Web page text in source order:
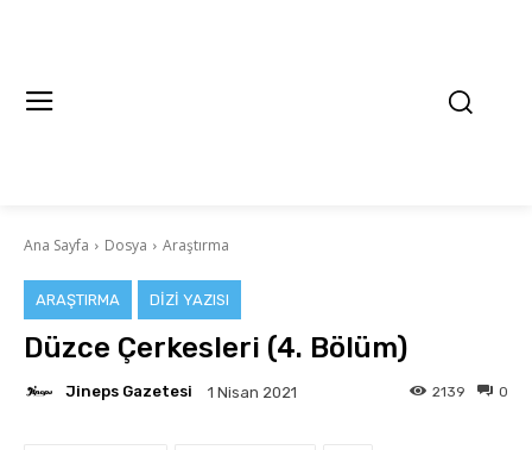
Ana Sayfa Dosya Araştırma
ARAŞTIRMA DIZI YAZISI
Düzce Çerkesleri (4. Bölüm)
Jineps Gazetesi 1 Nisan 2021 0
2139